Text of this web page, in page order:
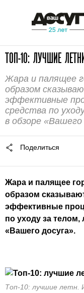
ТОП-10: ЛУЧШИЕ
Жара и палящее
образом
эффективные
средства по
в обзоре «Вашего
Поделиться
Жара и палящее
образом
эффективные
по уходу за
«Вашего досуга».
Топ-10: лучшие летн.